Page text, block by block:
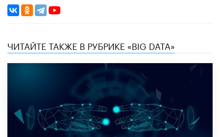
ЧИТАЙТЕ ТАКЖЕ В РУБРИКЕ «BIG DATA»